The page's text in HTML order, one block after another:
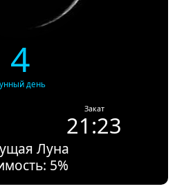
4
день
Закат
21:23
Луна
5%